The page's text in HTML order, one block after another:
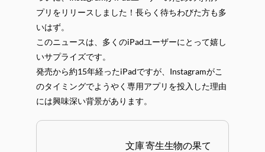
プリをリリースしました！長らく待ちわびた方も多
いはず。
このニュースは、多くのiPadユーザーにとって嬉し
いサプライズです。
発売から約15年経ったiPadですが、Instagramがこ
のタイミングでようやく専用アプリを投入した理由
には興味深い背景があります。
文庫 寄生生物の果て